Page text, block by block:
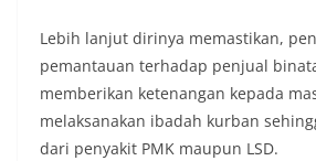
Lebih lanjut dirinya memastikan,
pemantauan terhadap penjual
memberikan ketenangan kepada
melaksanakan ibadah kurban
dari penyakit PMK maupun LSD.